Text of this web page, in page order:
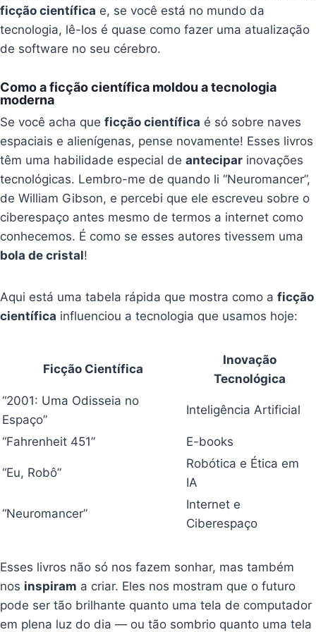
ficção científica e, se você está no mundo da
tecnologia, lê-los é quase como fazer uma atualização
de software no seu cérebro.
Como a ficção científica moldou a tecnologia
moderna
Se você acha queficção científica é só sobre naves
espaciais e alienígenas, pense novamente! Esses livros
têm uma habilidade especial deantecipar inovações
tecnológicas. Lembro-me de quando li “Neuromancer”,
de William Gibson, e percebi que ele escreveu sobre o
ciberespaço antes mesmo de termos a internet como
conhecemos. É como se esses autores tivessem uma
bola de cristal!
Aqui está uma tabela rápida que mostra como aficção
científica influenciou a tecnologia que usamos hoje:
Ficção Científica
Inovação
Tecnológica
“2001: Uma Odisseia no
Espaço”
Inteligência Artificial
“Fahrenheit 451” E-books
“Eu, Robô”
Robótica e Ética em
IA
“Neuromancer”
Internet e
Ciberespaço
Esses livros não só nos fazem sonhar, mas também
nos inspiram a criar. Eles nos mostram que o futuro
pode ser tão brilhante quanto uma tela de computador
em plena luz do dia — ou tão sombrio quanto uma tela